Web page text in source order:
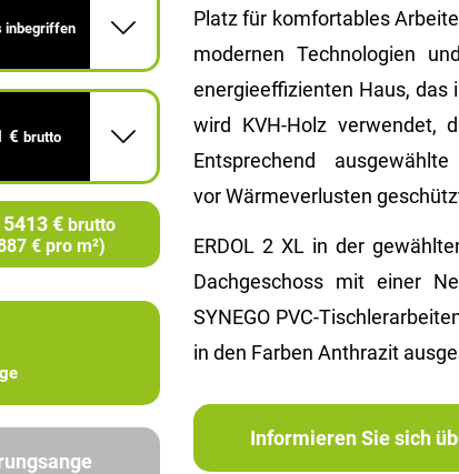
Platz für komfortables
modernen Technologien
energieeffizienten Haus, das
wird KVH-Holz verwendet,
Entsprechend
vor Wärmeverlusten
ERDOL 2 XL in der
Dachgeschoss mit einer
SYNEGO PVC-
in den Farben Anthrazit
Informieren Sie sich
inbegriffen
€ brutto
€ brutto
€ pro m²)